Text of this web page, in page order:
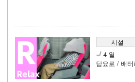
시설
4 열
담요로 / 배